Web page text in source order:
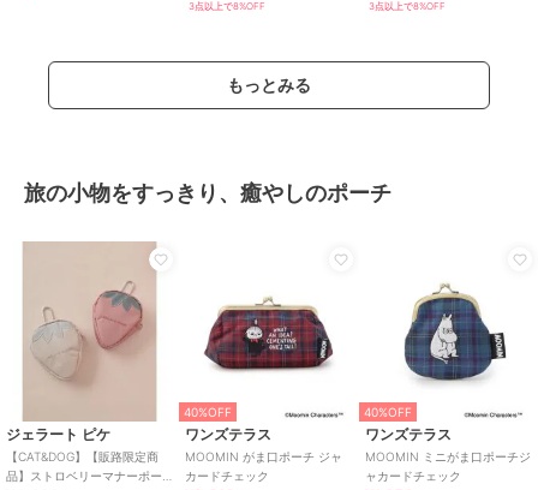
3点以上で8%OFF 3点以上で8%OFF
もっとみる
旅の小物をすっきり、癒やしのポーチ
ジェラート ピケ
【CAT&DOG】【販路限定商
品】ストロベリーマナーポー
40%OFF
ワンズテラス
MOOMIN がま口ポーチ ジャ
カードチェック
40%OFF
ワンズテラス
MOOMIN ミニがま口ポーチジ
ャカードチェック